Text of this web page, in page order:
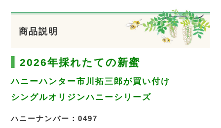
商品説明
2026年採れたての新蜜
ハニーハンター市川拓三郎が買い付け
シングルオリジンハニーシリーズ
ハニーナンバー：0497